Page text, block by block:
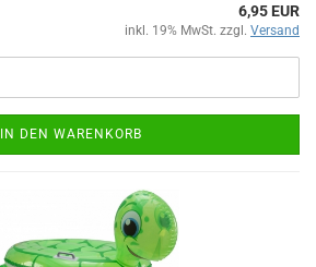
6,95 EUR
inkl. 19% MwSt. zzgl. Versand
IN DEN WARENKORB